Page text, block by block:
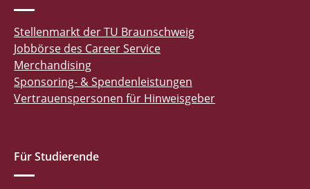
Stellenmarkt der TU Braunschweig
Jobbörse des Career Service
Merchandising
Sponsoring- & Spendenleistungen
Vertrauenspersonen für Hinweisgeber
Für Studierende